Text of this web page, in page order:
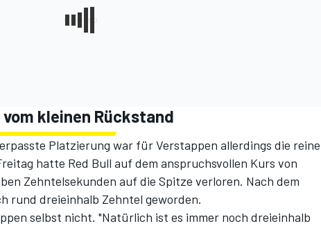
kleinen Rückstand
Platzierung war für Verstappen allerdings die reine
hatte Red Bull auf dem anspruchsvollen Kurs von
Zehntelsekunden auf die Spitze verloren. Nach dem
rund dreieinhalb Zehntel geworden.
selbst nicht. "Natürlich ist es immer noch dreieinhalb